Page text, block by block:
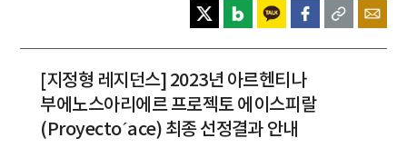
[지정형 레지던스] 2023년 아르헨티나
부에노스아리에르 프로젝토 에이스피랄
(Proyecto´ace) 최종 선정결과 안내